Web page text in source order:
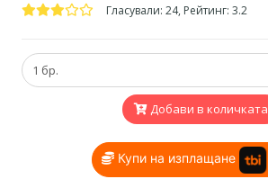
Гласували: 24, Рейтинг: 3.2
Добави в количката
Купи на изплащане